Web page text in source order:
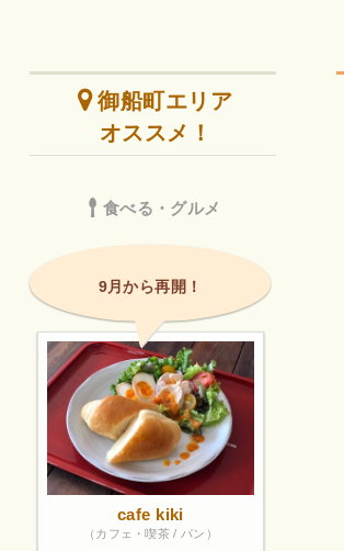
御船町エリア
オススメ！
食べる・グルメ
9月から再開！
cafe kiki
（カフェ・喫茶 / パン）